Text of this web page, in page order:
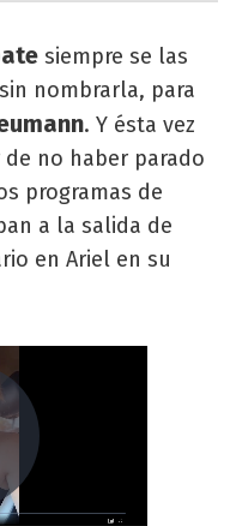
siempre se las
nombrarla, para
. Y ésta vez
no haber parado
programas de
a la salida de
en Ariel en su